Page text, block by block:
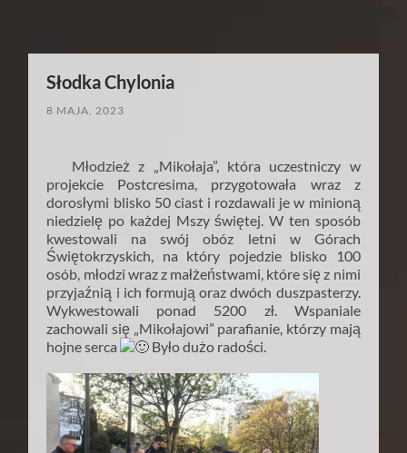
Słodka Chylonia
8 MAJA, 2023
Młodzież z „Mikołaja”, która uczestniczy w
projekcie Postcresima, przygotowała wraz z
dorosłymi blisko 50 ciast i rozdawali je w minioną
niedzielę po każdej Mszy świętej. W ten sposób
kwestowali na swój obóz letni w Górach
Świętokrzyskich, na który pojedzie blisko 100
osób, młodzi wraz z małżeństwami, które się z nimi
przyjaźnią i ich formują oraz dwóch duszpasterzy.
Wykwestowali ponad 5200 zł. Wspaniale
zachowali się „Mikołajowi” parafianie, którzy mają
hojne serca
Było dużo radości.